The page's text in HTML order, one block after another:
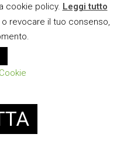
cookie policy. Leggi tutto
revocare il tuo consenso,